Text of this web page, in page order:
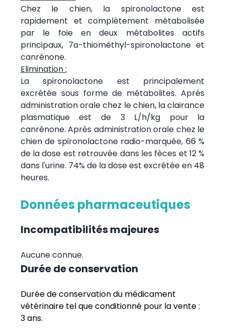
Chez le chien, la spironolactone est
rapidement et complètement métabolisée
par le foie en deux métabolites actifs
principaux, 7α-thiométhyl-spironolactone et
canrénone.
Elimination :
La spironolactone est principalement
excrétée sous forme de métabolites. Après
administration orale chez le chien, la clairance
plasmatique est de 3 L/h/kg pour la
canrénone. Après administration orale chez le
chien de spironolactone radio-marquée, 66 %
de la dose est retrouvée dans les fèces et 12 %
dans l'urine. 74% de la dose est excrétée en 48
heures.
Données pharmaceutiques
Incompatibilités majeures
Aucune connue.
Durée de conservation
Durée de conservation du médicament
vétérinaire tel que conditionné pour la vente :
3 ans.